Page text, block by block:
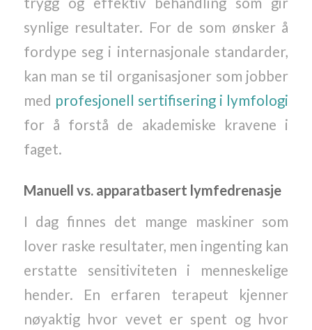
synlige resultater. For de som ønsker å
fordype seg i internasjonale standarder,
kan man se til organisasjoner som jobber
med profesjonell sertifisering i lymfologi
for å forstå de akademiske kravene i
faget.
Manuell vs. apparatbasert lymfedrenasje
I dag finnes det mange maskiner som
lover raske resultater, men ingenting kan
erstatte sensitiviteten i menneskelige
hender. En erfaren terapeut kjenner
nøyaktig hvor vevet er spent og hvor